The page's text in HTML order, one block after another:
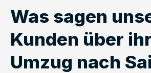
Was sagen
Kunden über
Umzug nach